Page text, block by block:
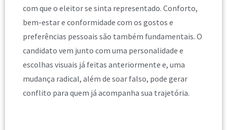
com que o eleitor se sinta representado. Conforto,
bem-estar e conformidade com os gostos e
preferências pessoais são também fundamentais. O
candidato vem junto com uma personalidade e
escolhas visuais já feitas anteriormente e, uma
mudança radical, além de soar falso, pode gerar
conflito para quem já acompanha sua trajetória.